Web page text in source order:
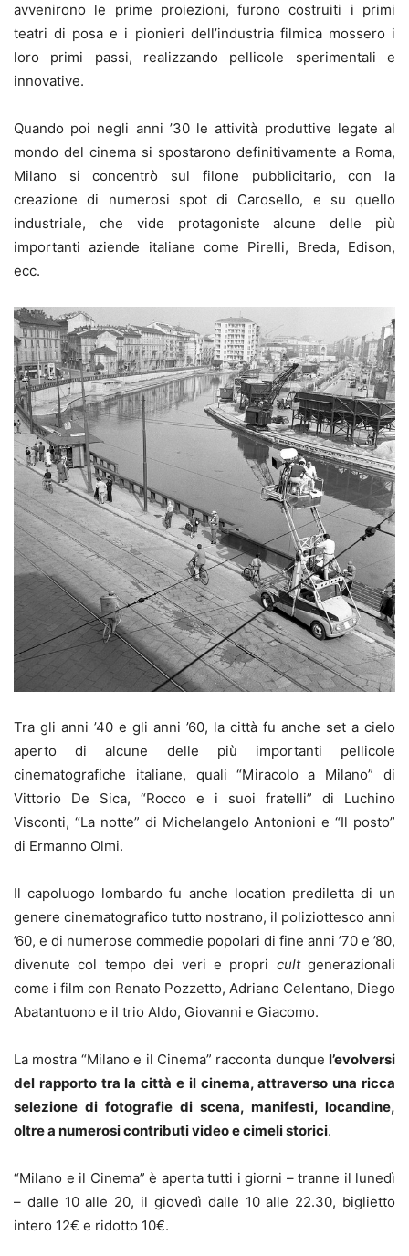
avvenirono le prime proiezioni, furono costruiti i primi
teatri di posa e i pionieri dell’industria filmica mossero i
loro primi passi, realizzando pellicole sperimentali e
innovative.
Quando poi negli anni ’30 le attività produttive legate al
mondo del cinema si spostarono definitivamente a Roma,
Milano si concentrò sul filone pubblicitario, con la
creazione di numerosi spot di Carosello, e su quello
industriale, che vide protagoniste alcune delle più
importanti aziende italiane come Pirelli, Breda, Edison,
ecc.
Tra gli anni ’40 e gli anni ’60, la città fu anche set a cielo
aperto di alcune delle più importanti pellicole
cinematografiche italiane, quali “Miracolo a Milano” di
Vittorio De Sica, “Rocco e i suoi fratelli” di Luchino
Visconti, “La notte” di Michelangelo Antonioni e “Il posto”
di Ermanno Olmi.
Il capoluogo lombardo fu anche location prediletta di un
genere cinematografico tutto nostrano, il poliziottesco anni
’60, e di numerose commedie popolari di fine anni ’70 e ’80,
divenute col tempo dei veri e propri cultgenerazionali
come i film con Renato Pozzetto, Adriano Celentano, Diego
Abatantuono e il trio Aldo, Giovanni e Giacomo.
La mostra “Milano e il Cinema” racconta dunque l’evolversi
del rapporto tra la città e il cinema, attraverso una ricca
selezione di fotografie di scena, manifesti, locandine,
oltre a numerosi contributi video e cimeli storici.
“Milano e il Cinema” è aperta tutti i giorni – tranne il lunedì
– dalle 10 alle 20, il giovedì dalle 10 alle 22.30, biglietto
intero 12€ e ridotto 10€.